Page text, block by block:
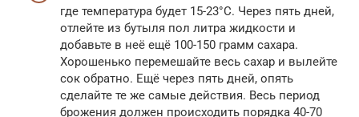
где температура будет 15-23°С. Через пять дней,
отлейте из бутыля пол литра жидкости и
добавьте в неё ещё 100-150 грамм сахара.
Хорошенько перемешайте весь сахар и вылейте
сок обратно. Ещё через пять дней, опять
сделайте те же самые действия. Весь период
брожения должен происходить порядка 40-70